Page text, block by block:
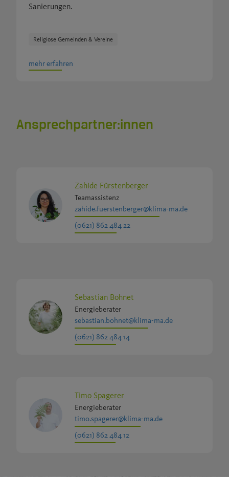
Sanierungen.
Religiöse Gemeinden & Vereine
mehr erfahren
Ansprechpartner:innen
Zahide Fürstenberger
Teamassistenz
zahide.fuerstenberger@klima-ma.de
(0621) 862 484 22
Sebastian Bohnet
Energieberater
sebastian.bohnet@klima-ma.de
(0621) 862 484 14
Timo Spagerer
Energieberater
timo.spagerer@klima-ma.de
(0621) 862 484 12